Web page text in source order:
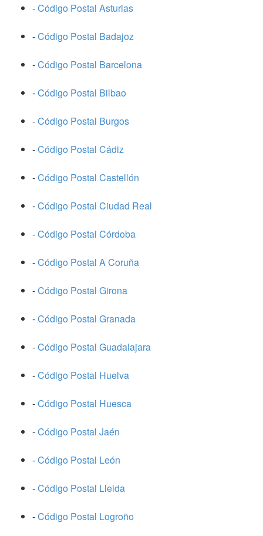
-Código Postal Asturias
-Código Postal Badajoz
-Código Postal Barcelona
-Código Postal Bilbao
-Código Postal Burgos
-Código Postal Cádiz
-Código Postal Castellón
-Código Postal Ciudad Real
-Código Postal Córdoba
-Código Postal A Coruña
-Código Postal Girona
-Código Postal Granada
-Código Postal Guadalajara
-Código Postal Huelva
-Código Postal Huesca
-Código Postal Jaén
-Código Postal León
-Código Postal Lleida
-Código Postal Logroño